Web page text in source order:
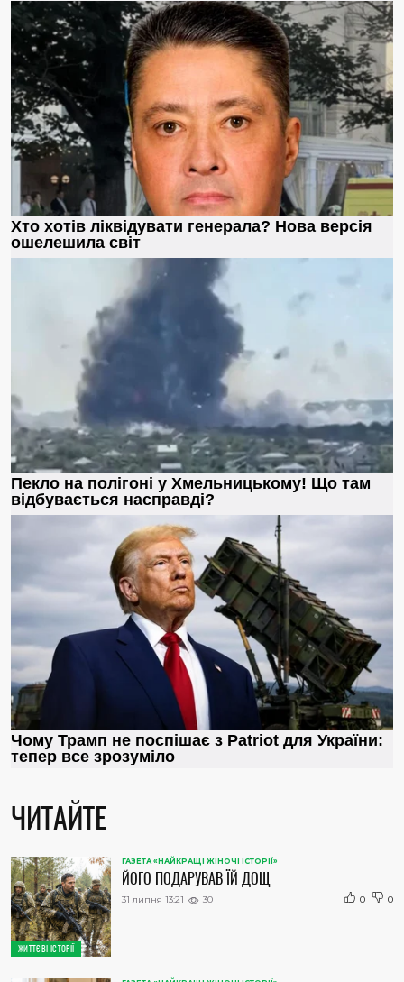
ЧИТАЙТЕ
ЖИТТЄВІ ІСТОРІЇ
ГАЗЕТА «НАЙКРАЩІ ЖІНОЧІ ІСТОРІЇ»
ЙОГО ПОДАРУВАВ ЇЙ ДОЩ
31 липня 13:21 30 0 0